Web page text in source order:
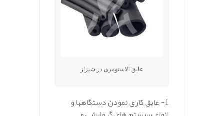
عایق الاستومری در شیراز
1- عایق کاری نمودن دستگاهها و